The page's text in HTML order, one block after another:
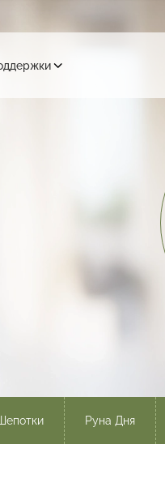
Руна Дня